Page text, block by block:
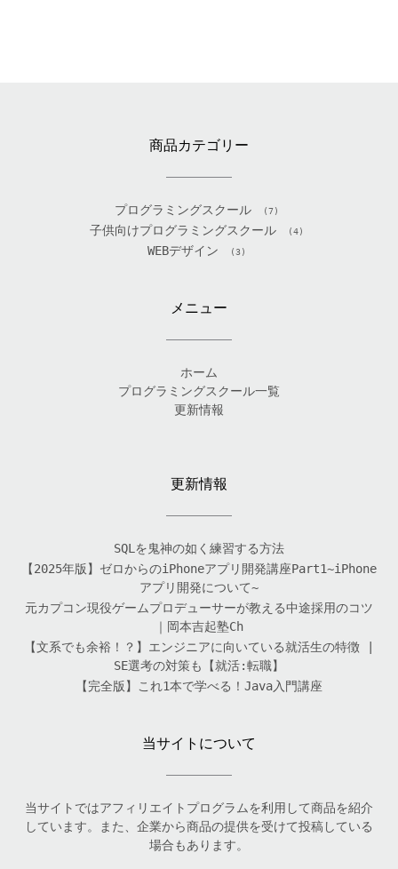
商品カテゴリー
プログラミングスクール (7)
子供向けプログラミングスクール (4)
WEBデザイン (3)
メニュー
ホーム
プログラミングスクール一覧
更新情報
更新情報
SQLを鬼神の如く練習する方法
【2025年版】ゼロからのiPhoneアプリ開発講座Part1~iPhone
アプリ開発について~
元カプコン現役ゲームプロデューサーが教える中途採用のコツ
｜岡本吉起塾Ch
【文系でも余裕！？】エンジニアに向いている就活生の特徴 |
SE選考の対策も【就活:転職】
【完全版】これ1本で学べる！Java入門講座
当サイトについて
当サイトではアフィリエイトプログラムを利用して商品を紹介
しています。また、企業から商品の提供を受けて投稿している
場合もあります。